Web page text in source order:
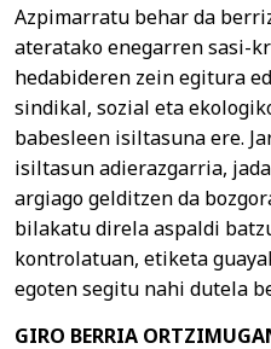
Azpimarratu behar da
ateratako enegarren sasi-
hedabideren zein egitura
sindikal, sozial eta
babesleen isiltasuna ere.
isiltasun adierazgarria,
argiago gelditzen da
bilakatu direla aspaldi
kontrolatuan, etiketa
egoten segitu nahi dutela
GIRO BERRIA